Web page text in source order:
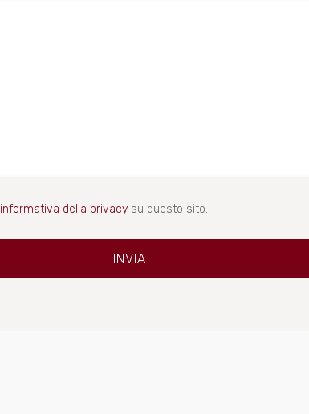
informativa della privacy su questo sito.